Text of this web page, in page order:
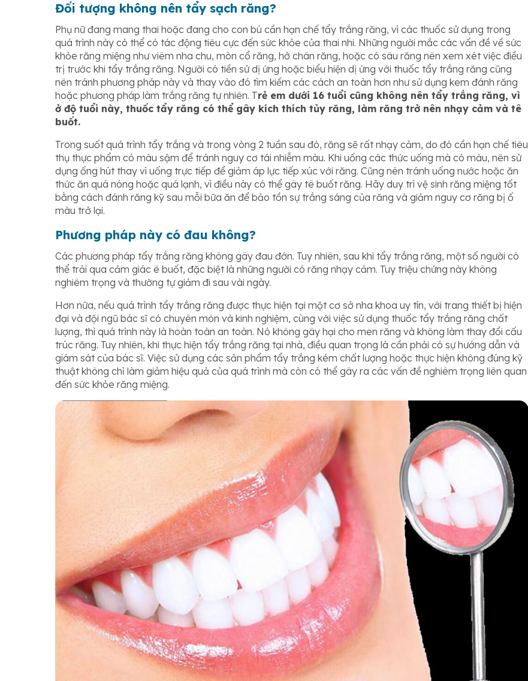
Đối tượng không nên tẩy sạch răng?
Phụ nữ đang mang thai hoặc đang cho con bú cần hạn chế tẩy trắng răng, vì các thuốc sử dụng trong
quá trình này có thể có tác động tiêu cực đến sức khỏe của thai nhi. Những người mắc các vấn đề về sức
khỏe răng miệng như viêm nha chu, mòn cổ răng, hở chân răng, hoặc có sâu răng nên xem xét việc điều
trị trước khi tẩy trắng răng. Người có tiền sử dị ứng hoặc biểu hiện dị ứng với thuốc tẩy trắng răng cũng
nên tránh phương pháp này và thay vào đó tìm kiếm các cách an toàn hơn như sử dụng kem đánh răng
hoặc phương pháp làm trắng răng tự nhiên. Trẻ em dưới 16 tuổi cũng không nên tẩy trắng răng, vì
ở độ tuổi này, thuốc tẩy răng có thể gây kích thích tủy răng, làm răng trở nên nhạy cảm và tê
buốt.
Trong suốt quá trình tẩy trắng và trong vòng 2 tuần sau đó, răng sẽ rất nhạy cảm, do đó cần hạn chế tiêu
thụ thực phẩm có màu sậm để tránh nguy cơ tái nhiễm màu. Khi uống các thức uống mà có màu, nên sử
dụng ống hút thay vì uống trực tiếp để giảm áp lực tiếp xúc với răng. Cũng nên tránh uống nước hoặc ăn
thức ăn quá nóng hoặc quá lạnh, vì điều này có thể gây tê buốt răng. Hãy duy trì vệ sinh răng miệng tốt
bằng cách đánh răng kỹ sau mỗi bữa ăn để bảo tồn sự trắng sáng của răng và giảm nguy cơ răng bị ố
màu trở lại.
Phương pháp này có đau không?
Các phương pháp tẩy trắng răng không gây đau đớn. Tuy nhiên, sau khi tẩy trắng răng, một số người có
thể trải qua cảm giác ê buốt, đặc biệt là những người có răng nhạy cảm. Tuy triệu chứng này không
nghiêm trọng và thường tự giảm đi sau vài ngày.
Hơn nữa, nếu quá trình tẩy trắng răng được thực hiện tại một cơ sở nha khoa uy tín, với trang thiết bị hiện
đại và đội ngũ bác sĩ có chuyên môn và kinh nghiệm, cùng với việc sử dụng thuốc tẩy trắng răng chất
lượng, thì quá trình này là hoàn toàn an toàn. Nó không gây hại cho men răng và không làm thay đổi cấu
trúc răng. Tuy nhiên, khi thực hiện tẩy trắng răng tại nhà, điều quan trọng là cần phải có sự hướng dẫn và
giám sát của bác sĩ. Việc sử dụng các sản phẩm tẩy trắng kém chất lượng hoặc thực hiện không đúng kỹ
thuật không chỉ làm giảm hiệu quả của quá trình mà còn có thể gây ra các vấn đề nghiêm trọng liên quan
đến sức khỏe răng miệng.